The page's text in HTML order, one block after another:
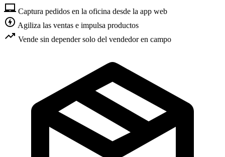
laptop_chromebook Captura pedidos en la oficina desde la app web
offline_bolt Agiliza las ventas e impulsa productos
trending_up Vende sin depender solo del vendedor en campo